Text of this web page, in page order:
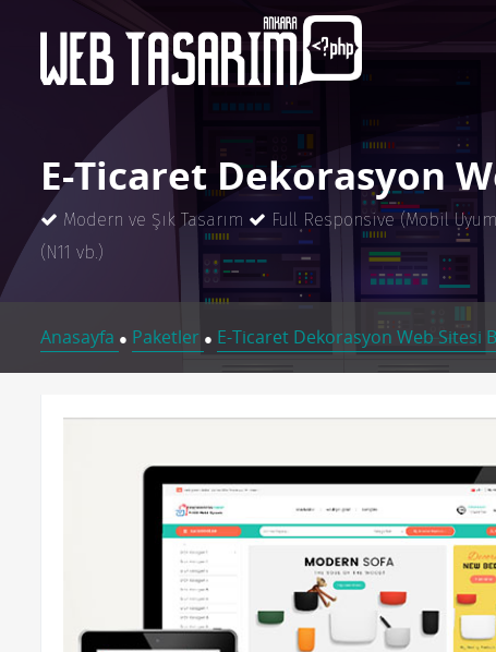
E-Ticaret Dekorasyon
Modern ve Şık Tasarım Full Responsive (Mobil
(N11 vb.)
Anasayfa ● Paketler ● E-Ticaret Dekorasyon Web Sitesi